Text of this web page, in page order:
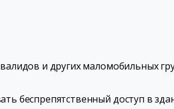
и других маломобильных
беспрепятственный доступ в